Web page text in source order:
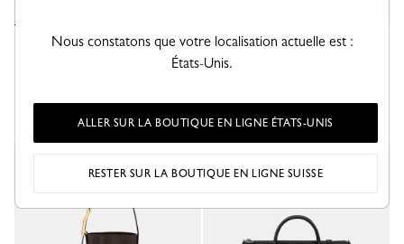
Sac cabas L Le Smart
Sac seau XS Le Smart
Cuir - Végétal
Nous constatons que votre localisation actuelle est :
États-Unis.
ALLER SUR LA BOUTIQUE EN LIGNE ÉTATS-UNIS
RESTER SUR LA BOUTIQUE EN LIGNE SUISSE